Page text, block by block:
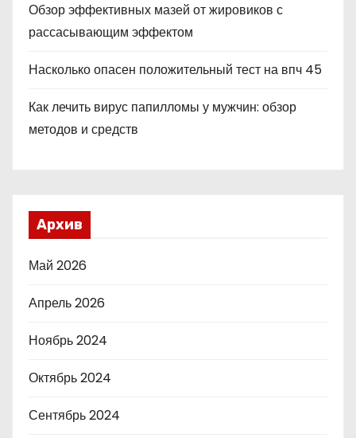
Обзор эффективных мазей от жировиков с
рассасывающим эффектом
Насколько опасен положительный тест на впч 45
Как лечить вирус папилломы у мужчин: обзор
методов и средств
Архив
Май 2026
Апрель 2026
Ноябрь 2024
Октябрь 2024
Сентябрь 2024